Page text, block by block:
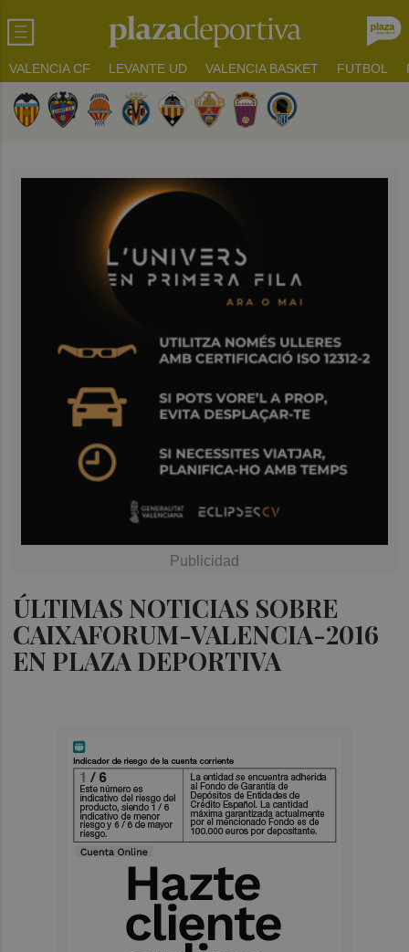
VALENCIA CF LEVANTE UD VALENCIA BASKET FUTBOL
ÚLTIMAS NOTICIAS SOBRE
CAIXAFORUM-VALENCIA-2016
EN PLAZA DEPORTIVA